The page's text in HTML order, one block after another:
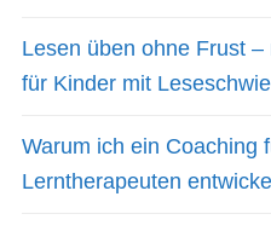
Lesen üben ohne Frust
für Kinder mit
Warum ich ein Coaching
Lerntherapeuten